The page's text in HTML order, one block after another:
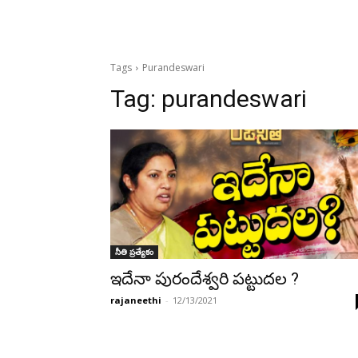
Tags Purandeswari
Tag: purandeswari
నీతి ప్రత్యేకం
ఇదేనా పురందేశ్వరి పట్టుదల ?
rajaneethi - 12/13/2021